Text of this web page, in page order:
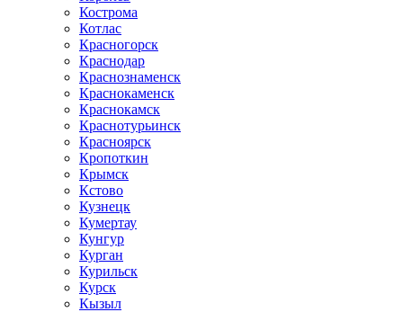
Кострома
Котлас
Красногорск
Краснодар
Краснознаменск
Краснокаменск
Краснокамск
Краснотурьинск
Красноярск
Кропоткин
Крымск
Кстово
Кузнецк
Кумертау
Кунгур
Курган
Курильск
Курск
Кызыл